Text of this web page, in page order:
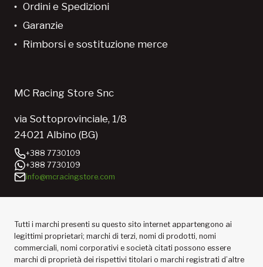
Ordini e Spedizioni
Garanzie
Rimborsi e sostituzione merce
MC Racing Store Snc
via Sottoprovinciale, 1/8
24021 Albino (BG)
+388 7730109
+388 7730109
info@mcracingstore.com
Tutti i marchi presenti su questo sito internet appartengono ai
legittimi proprietari; marchi di terzi, nomi di prodotti, nomi
commerciali, nomi corporativi e società citati possono essere
marchi di proprietà dei rispettivi titolari o marchi registrati d’altre